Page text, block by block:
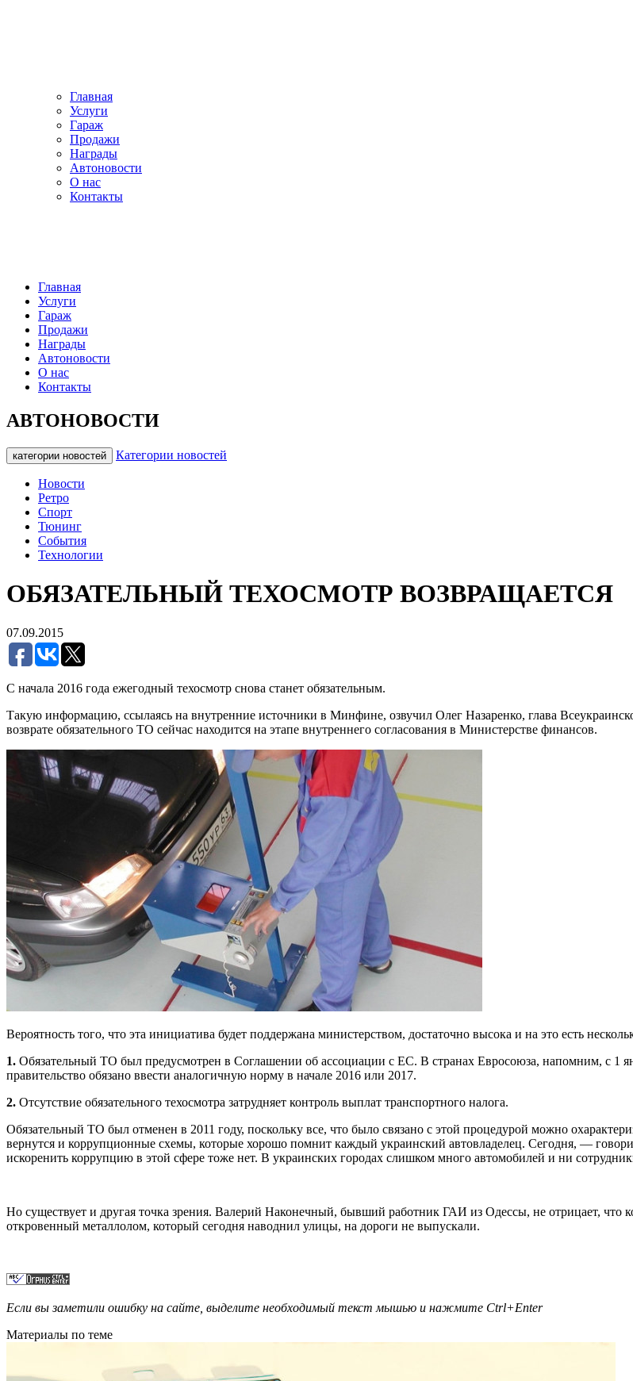
Главная
Услуги
Гараж
Продажи
Награды
Автоновости
О нас
Контакты
Главная
Услуги
Гараж
Продажи
Награды
Автоновости
О нас
Контакты
АВТОНОВОСТИ
категории новостей Категории новостей
Новости
Ретро
Спорт
Тюнинг
События
Технологии
ОБЯЗАТЕЛЬНЫЙ ТЕХОСМОТР ВОЗВРАЩАЕТСЯ
07.09.2015
С начала 2016 года ежегодный техосмотр снова станет обязательным.
Такую информацию, ссылаясь на внутренние источники в Минфине, озвучил Олег Назаренко, глава
возврате обязательного ТО сейчас находится на этапе внутреннего согласования в Министерстве финансов.
Вероятность того, что эта инициатива будет поддержана министерством, достаточно высока и на это есть
1. Обязательный ТО был предусмотрен в Соглашении об ассоциации с ЕС. В странах Евросоюза, напомним, с 1
правительство обязано ввести аналогичную норму в начале 2016 или 2017.
2. Отсутствие обязательного техосмотра затрудняет контроль выплат транспортного налога.
Обязательный ТО был отменен в 2011 году, поскольку все, что было связано с этой процедурой можно
вернутся и коррупционные схемы, которые хорошо помнит каждый украинский автовладелец. Сегодня, —
искоренить коррупцию в этой сфере тоже нет. В украинских городах слишком много автомобилей и ни
Но существует и другая точка зрения. Валерий Наконечный, бывший работник ГАИ из Одессы, не отрицает, что
откровенный металлолом, который сегодня наводнил улицы, на дороги не выпускали.
Если вы заметили ошибку на сайте, выделите необходимый текст мышью и нажмите Ctrl+Enter
Материалы по теме